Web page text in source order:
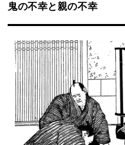
鬼の不幸と親の不幸